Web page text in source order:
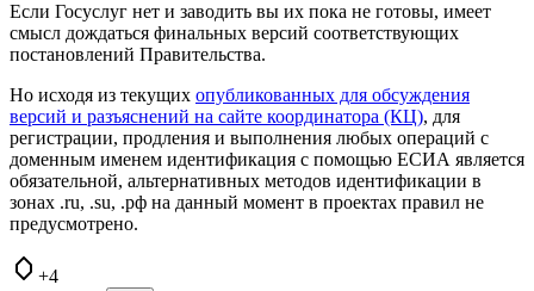
Если Госуслуг нет и заводить вы их пока не готовы, имеет
смысл дождаться финальных версий соответствующих
постановлений Правительства.
Но исходя из текущих опубликованных для обсуждения
версий и разъяснений на сайте координатора (КЦ), для
регистрации, продления и выполнения любых операций с
доменным именем идентификация с помощью ЕСИА является
обязательной, альтернативных методов идентификации в
зонах .ru, .su, .рф на данный момент в проектах правил не
предусмотрено.
+4